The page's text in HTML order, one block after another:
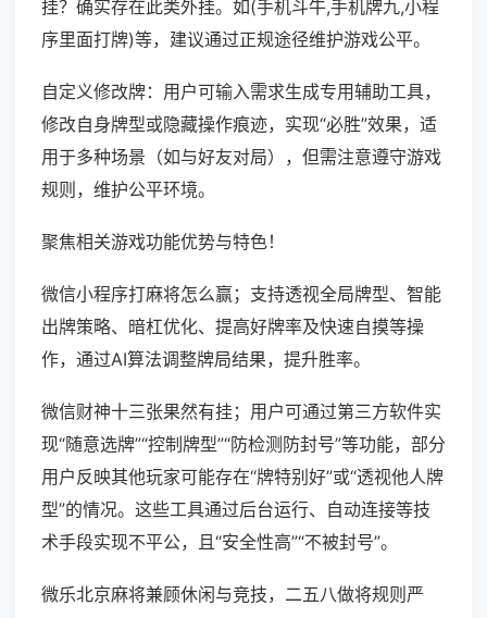
挂？确实存在此类外挂。如(手机斗牛,手机牌九,小程
序里面打牌)等，建议通过正规途径维护游戏公平。
自定义修改牌：用户可输入需求生成专用辅助工具，
修改自身牌型或隐藏操作痕迹，实现“必胜”效果，适
用于多种场景（如与好友对局），但需注意遵守游戏
规则，维护公平环境。
聚焦相关游戏功能优势与特色！
微信小程序打麻将怎么赢；支持透视全局牌型、智能
出牌策略、暗杠优化、提高好牌率及快速自摸等操
作，通过AI算法调整牌局结果，提升胜率。
微信财神十三张果然有挂；用户可通过第三方软件实
现“随意选牌”“控制牌型”“防检测防封号”等功能，部分
用户反映其他玩家可能存在“牌特别好”或“透视他人牌
型”的情况。这些工具通过后台运行、自动连接等技
术手段实现不平公，且“安全性高”“不被封号”。
微乐北京麻将兼顾休闲与竞技，二五八做将规则严